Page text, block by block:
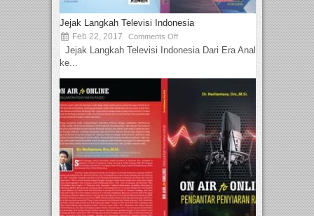
Jejak Langkah Televisi Indonesia
Feb 22, 2017 Comments Off
Jejak Langkah Televisi Indonesia Dari Era Analog
ke...